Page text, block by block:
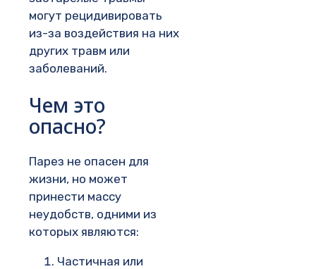
могут рецидивировать
из-за воздействия на них
других травм или
заболеваний.
Чем это
опасно?
Парез не опасен для
жизни, но может
принести массу
неудобств, одними из
которых являются:
Частичная или